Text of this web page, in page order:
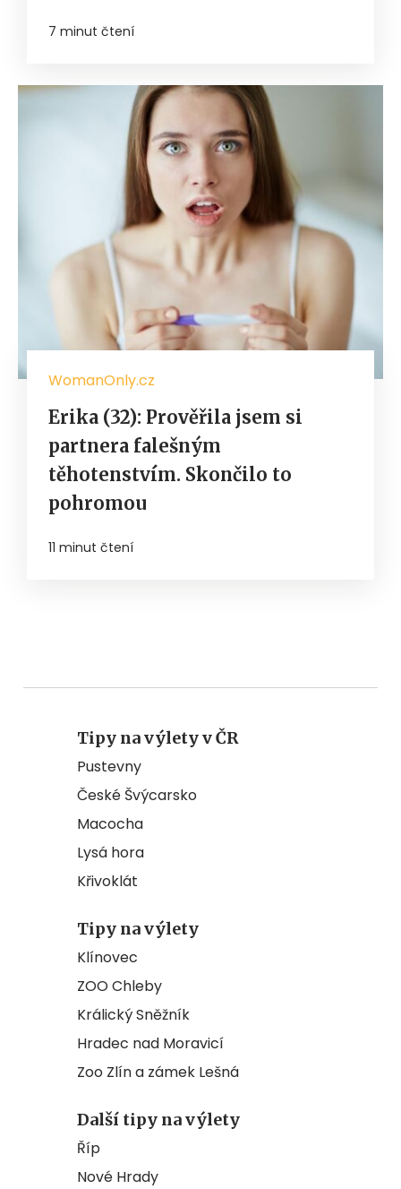
7 minut čtení
WomanOnly.cz
Erika (32): Prověřila jsem si
partnera falešným
těhotenstvím. Skončilo to
pohromou
11 minut čtení
Tipy na výlety v ČR
Pustevny
České Švýcarsko
Macocha
Lysá hora
Křivoklát
Tipy na výlety
Klínovec
ZOO Chleby
Králický Sněžník
Hradec nad Moravicí
Zoo Zlín a zámek Lešná
Další tipy na výlety
Říp
Nové Hrady